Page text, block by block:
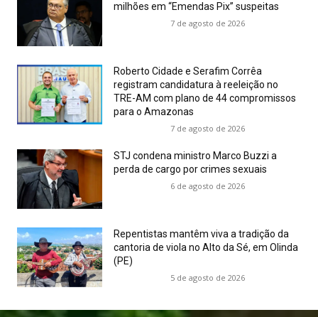
milhões em “Emendas Pix” suspeitas
7 de agosto de 2026
Roberto Cidade e Serafim Corrêa
registram candidatura à reeleição no
TRE-AM com plano de 44 compromissos
para o Amazonas
7 de agosto de 2026
STJ condena ministro Marco Buzzi a
perda de cargo por crimes sexuais
6 de agosto de 2026
Repentistas mantêm viva a tradição da
cantoria de viola no Alto da Sé, em Olinda
(PE)
5 de agosto de 2026